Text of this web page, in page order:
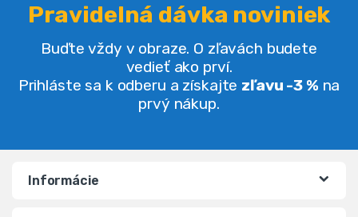
Pravidelná dávka noviniek
Buďte vždy v obraze. O zľavách budete
vedieť ako prví.
Prihláste sa k odberu a získajte zľavu -3 % na
prvý nákup.
Informácie